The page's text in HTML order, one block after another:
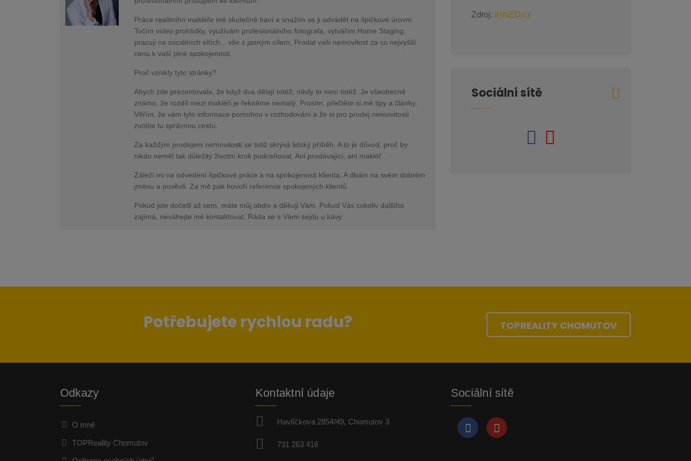
Práce realitního makléře mě skutečně baví a snažím se ji odvádět na špičkové úrovni.
Točím video prohlídky, využívám profesionálního fotografa, vytvářím Home Staging,
pracuji na sociálních sítích... vše s jasným cílem. Prodat vaši nemovitost za co nejvyšší
cenu k vaší plné spokojenosti.
Proč vznikly tyto stránky?
Abych zde prezentovala, že když dva dělají totéž, nikdy to není totéž. Je všeobecně
známo, že rozdíl mezi makléři je řekněme nemalý. Prosím, přečtěte si mé tipy a články.
Věřím, že vám tyto informace pomohou v rozhodování a že si pro prodej nemovitosti
zvolíte tu správnou cestu.
Za každým prodejem nemovitosti se totiž skrývá lidský příběh. A to je důvod, proč by
nikdo neměl tak důležitý životní krok podceňovat. Ani prodávající, ani makléř.
Záleží mi na odvedení špičkové práce a na spokojenosti klienta. A dbám na svém dobrém
jménu a pověsti. Za mě pak hovoří reference spokojených klientů.
Pokud jste dočetli až sem, máte můj obdiv a děkuji Vám. Pokud Vás cokoliv dalšího
zajímá, neváhejte mě kontaktovat. Ráda se s Vámi sejdu u kávy.
Zdroj: IHNED.cz
Sociální sítě
Potřebujete rychlou radu? TOPREALITY CHOMUTOV
Odkazy
O mně
TOPReality Chomutov
Kontaktní údaje
Havlíčkova 2854/49, Chomutov 3
731 263 416
Sociální sítě